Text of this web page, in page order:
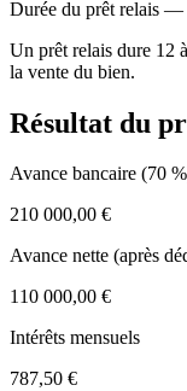
Durée du prêt relais —
Un prêt relais dure 12
la vente du bien.
Résultat du
Avance bancaire (70
210 000,00 €
Avance nette (après
110 000,00 €
Intérêts mensuels
787,50 €